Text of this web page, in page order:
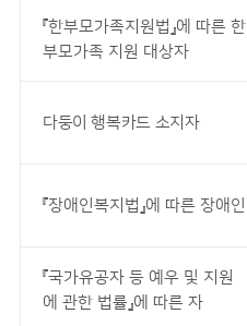
『한부모가족지원법』에 따른 한
부모가족 지원 대상자
다둥이 행복카드 소지자
『장애인복지법』에 따른 장애인
『국가유공자 등 예우 및 지원
에 관한 법률』에 따른 자